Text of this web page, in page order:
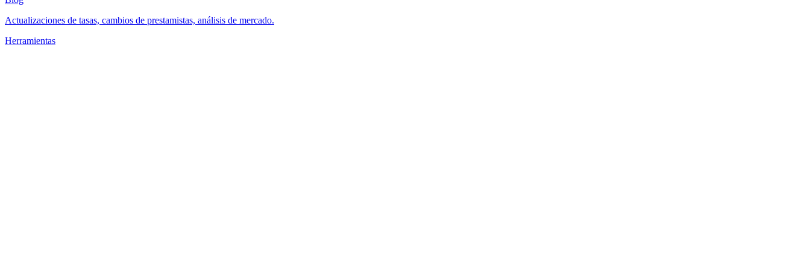
Actualizaciones de tasas, cambios de prestamistas, análisis de mercado.
Herramientas